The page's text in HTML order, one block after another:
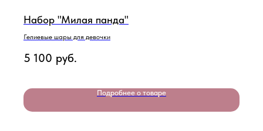
Набор "Милая панда"
Гелиевые шары для девочки
5 100 руб.
Подробнее о товаре